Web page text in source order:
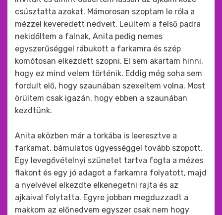
csúsztatta azokat. Mámorosan szoptam le róla a
mézzel keveredett nedveit. Leültem a felső padra
nekidőltem a falnak, Anita pedig nemes
egyszerűséggel rábukott a farkamra és szép
komótosan elkezdett szopni. El sem akartam hinni,
hogy ez mind velem történik. Eddig még soha sem
fordult elő, hogy szaunában szexeltem volna. Most
örültem csak igazán, hogy ebben a szaunában
kezdtünk.
Anita eközben már a torkába is leeresztve a
farkamat, bámulatos ügyességgel tovább szopott.
Egy levegővételnyi szünetet tartva fogta a mézes
flakont és egy jó adagot a farkamra folyatott, majd
a nyelvével elkezdte elkenegetni rajta és az
ajkaival folytatta. Egyre jobban megduzzadt a
makkom az előnedvem egyszer csak nem hogy